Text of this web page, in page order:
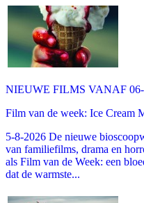
NIEUWE FILMS VANAF 06-
Film van de week: Ice Cream
5-8-2026 De nieuwe
van familiefilms, drama en
als Film van de Week: een
dat de warmste...